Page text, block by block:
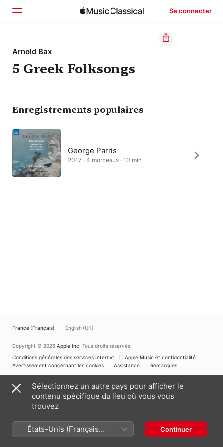
Se connecter
Accueil
Parcourir
Rechercher
Arnold Bax
5 Greek Folksongs
Enregistrements populaires
George Parris
2017 · 4 morceaux · 10 min
France (Français) English (UK)
Copyright © 2026 Apple Inc. Tous droits réservés.
Conditions générales des services Internet
Apple Music et confidentialité
Avertissement concernant les cookies
Assistance Remarques
Sélectionnez un autre pays pour afficher le
contenu spécifique du lieu où vous vous
trouvez
États-Unis (Français
France)
Continuer